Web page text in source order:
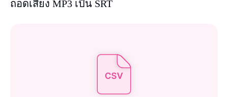
ถอดเสียง MP3 เป็น SRT